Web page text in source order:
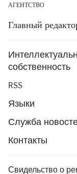
АГЕНТСТВО
Главный
собственность
RSS
Языки
Служба
Контакты
Свидельство о